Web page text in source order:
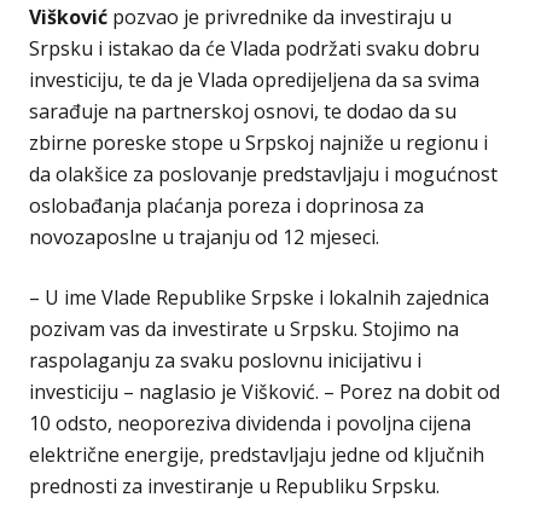
Višković pozvao je privrednike da investiraju u
Srpsku i istakao da će Vlada podržati svaku dobru
investiciju, te da je Vlada opredijeljena da sa svima
sarađuje na partnerskoj osnovi, te dodao da su
zbirne poreske stope u Srpskoj najniže u regionu i
da olakšice za poslovanje predstavljaju i mogućnost
oslobađanja plaćanja poreza i doprinosa za
novozaposlne u trajanju od 12 mjeseci.
– U ime Vlade Republike Srpske i lokalnih zajednica
pozivam vas da investirate u Srpsku. Stojimo na
raspolaganju za svaku poslovnu inicijativu i
investiciju – naglasio je Višković. – Porez na dobit od
10 odsto, neoporeziva dividenda i povoljna cijena
električne energije, predstavljaju jedne od ključnih
prednosti za investiranje u Republiku Srpsku.